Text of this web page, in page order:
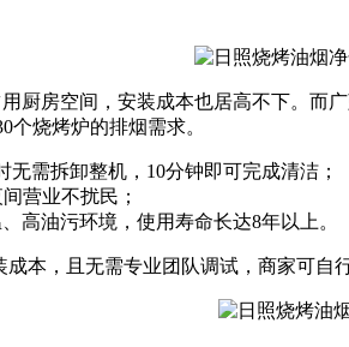
厨房空间，安装成本也居高不下。
个烧烤炉的排烟需求。
需拆卸整机，10分钟即可完成清洁；
营业不扰民；
高油污环境，使用寿命长达8年以上。
本，且无需专业团队调试，商家可自